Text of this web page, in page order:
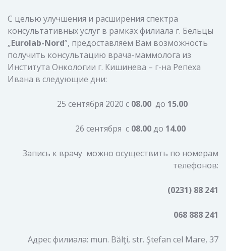
С целью улучшения и расширения спектра
консультативных услуг в рамках филиала г. Бельцы
„Eurolab-Nord”, предоставляем Вам возможность
получить консультацию врача-маммолога из
Института Онкологии г. Кишинева – г-на Репеха
Ивана в следующие дни:
25 сентября 2020 с 08.00до 15.00
26 сентября с 08.00до 14.00
Запись к врачу можно осуществить по номерам
телефонов:
(0231) 88 241
068 888 241
Адрес филиала: mun. Bălţi, str. Ştefan cel Mare, 37